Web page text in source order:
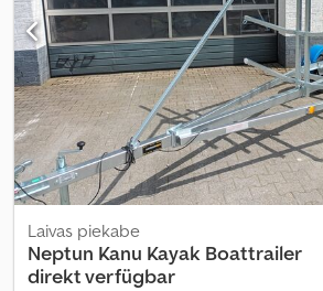
Laivas piekabe
Neptun Kanu Kayak Boattrailer
direkt verfügbar